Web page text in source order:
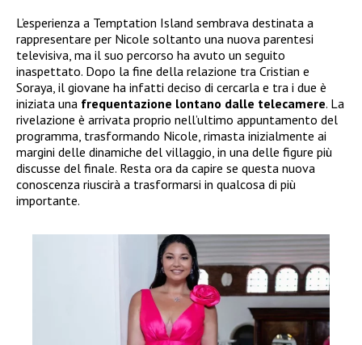
L’esperienza a Temptation Island sembrava destinata a
rappresentare per Nicole soltanto una nuova parentesi
televisiva, ma il suo percorso ha avuto un seguito
inaspettato. Dopo la fine della relazione tra Cristian e
Soraya, il giovane ha infatti deciso di cercarla e tra i due è
iniziata una frequentazione lontano dalle telecamere. La
rivelazione è arrivata proprio nell’ultimo appuntamento del
programma, trasformando Nicole, rimasta inizialmente ai
margini delle dinamiche del villaggio, in una delle figure più
discusse del finale. Resta ora da capire se questa nuova
conoscenza riuscirà a trasformarsi in qualcosa di più
importante.